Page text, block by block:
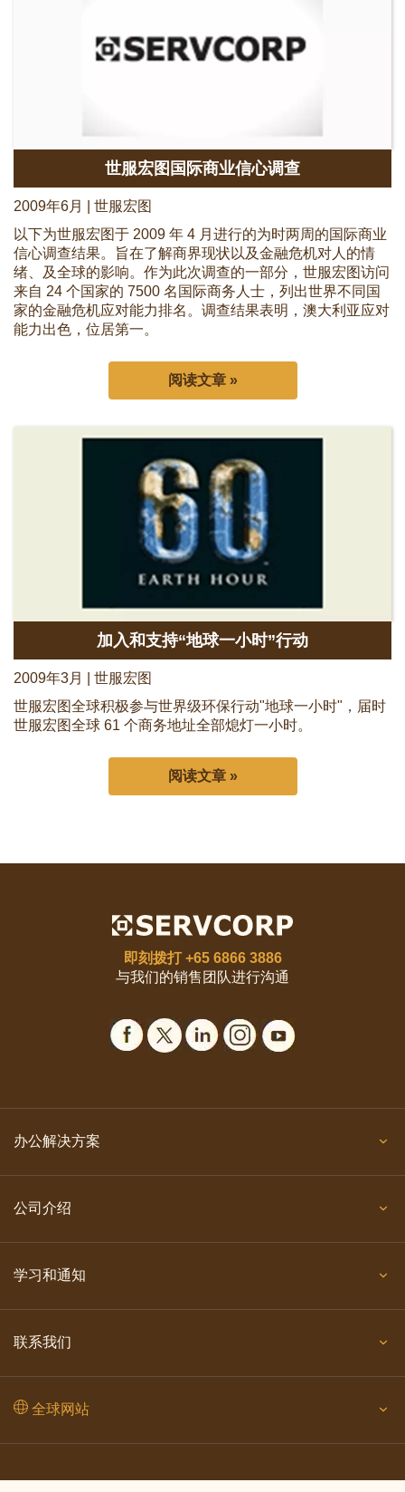
世服宏图国际商业信心调查
2009年6月 | 世服宏图
以下为世服宏图于 2009 年 4 月进行的为时两周的国际商业
信心调查结果。旨在了解商界现状以及金融危机对人的情
绪、及全球的影响。作为此次调查的一部分，世服宏图访问
来自 24 个国家的 7500 名国际商务人士，列出世界不同国
家的金融危机应对能力排名。调查结果表明，澳大利亚应对
能力出色，位居第一。
阅读文章 »
加入和支持“地球一小时”行动
2009年3月 | 世服宏图
世服宏图全球积极参与世界级环保行动"地球一小时"，届时
世服宏图全球 61 个商务地址全部熄灯一小时。
阅读文章 »
即刻拨打 +65 6866 3886
与我们的销售团队进行沟通
办公解决方案
公司介绍
学习和通知
联系我们
全球网站